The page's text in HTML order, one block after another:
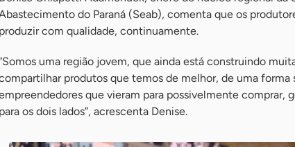
do Paraná (Seab), comenta que os
produzir com qualidade, continuamente.
uma região jovem, que ainda está construindo
produtos que temos de melhor, de uma forma
que vieram para possivelmente comprar,
para os dois lados”, acrescenta Denise.